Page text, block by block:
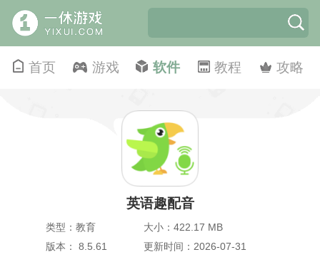
首页 游戏 软件 教程 攻略
英语趣配音
类型：教育
大小：422.17 MB
版本： 8.5.61
更新时间：2026-07-31